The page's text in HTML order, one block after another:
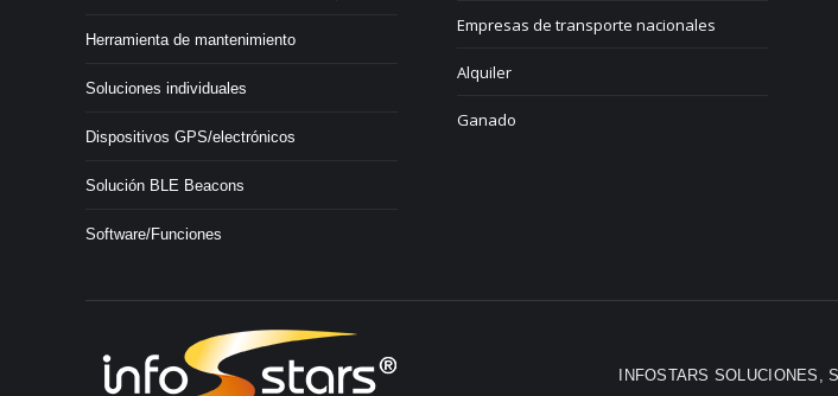
Herramienta de mantenimiento
Soluciones individuales
Dispositivos GPS/electrónicos
Solución BLE Beacons
Software/Funciones
Empresas de transporte nacionales
Alquiler
Ganado
INFOSTARS SOLUCIONES,